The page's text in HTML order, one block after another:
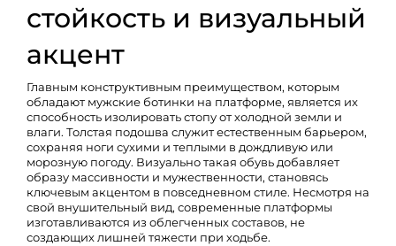
стойкость и визуальный
акцент
Главным конструктивным преимуществом, которым
обладают мужские ботинки на платформе, является их
способность изолировать стопу от холодной земли и
влаги. Толстая подошва служит естественным барьером,
сохраняя ноги сухими и теплыми в дождливую или
морозную погоду. Визуально такая обувь добавляет
образу массивности и мужественности, становясь
ключевым акцентом в повседневном стиле. Несмотря на
свой внушительный вид, современные платформы
изготавливаются из облегченных составов, не
создающих лишней тяжести при ходьбе.